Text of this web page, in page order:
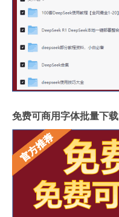
免费可商用字体批量下载